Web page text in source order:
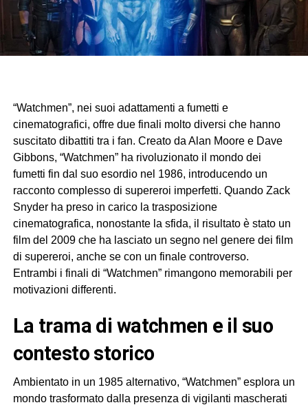
“Watchmen”, nei suoi adattamenti a fumetti e
cinematografici, offre due finali molto diversi che hanno
suscitato dibattiti tra i fan. Creato da Alan Moore e Dave
Gibbons, “Watchmen” ha rivoluzionato il mondo dei
fumetti fin dal suo esordio nel 1986, introducendo un
racconto complesso di supereroi imperfetti. Quando Zack
Snyder ha preso in carico la trasposizione
cinematografica, nonostante la sfida, il risultato è stato un
film del 2009 che ha lasciato un segno nel genere dei film
di supereroi, anche se con un finale controverso.
Entrambi i finali di “Watchmen” rimangono memorabili per
motivazioni differenti.
la trama di watchmen e il suo
contesto storico
Ambientato in un 1985 alternativo, “Watchmen” esplora un
mondo trasformato dalla presenza di vigilanti mascherati